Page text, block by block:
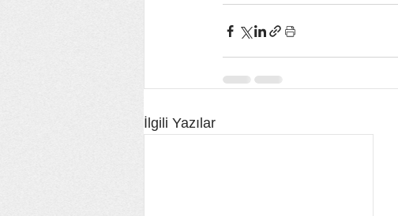
İlgili Yazılar